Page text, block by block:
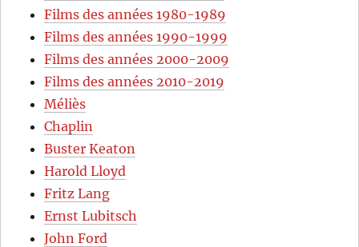
Films des années 1980-1989
Films des années 1990-1999
Films des années 2000-2009
Films des années 2010-2019
Méliès
Chaplin
Buster Keaton
Harold Lloyd
Fritz Lang
Ernst Lubitsch
John Ford